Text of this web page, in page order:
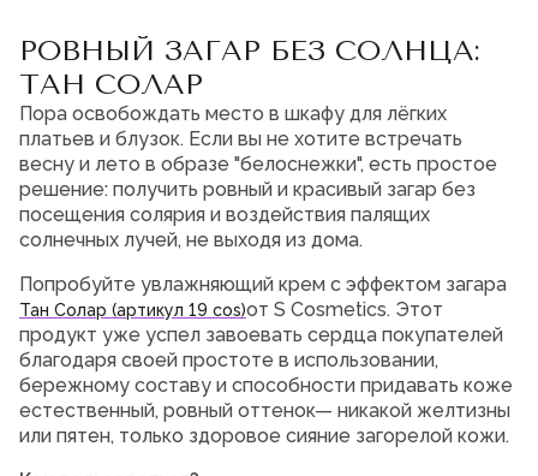
Доставка и оплата
Магазины
Блог
Контакты
О нас
Франшиза
Интернет-магазин:
8 (800) 600-94-04
Заказать звонок
РОВНЫЙ ЗАГАР БЕЗ СОЛНЦА:
ТАН СОЛАР
Пора освобождать место в шкафу для лёгких
платьев и блузок. Если вы не хотите встречать
весну и лето в образе "белоснежки", есть простое
решение: получить ровный и красивый загар без
посещения солярия и воздействия палящих
солнечных лучей, не выходя из дома.
Попробуйте увлажняющий крем с эффектом загара
Тан Солар (артикул 19 cos)от S Cosmetics. Этот
продукт уже успел завоевать сердца покупателей
благодаря своей простоте в использовании,
бережному составу и способности придавать коже
естественный, ровный оттенок— никакой желтизны
или пятен, только здоровое сияние загорелой кожи.